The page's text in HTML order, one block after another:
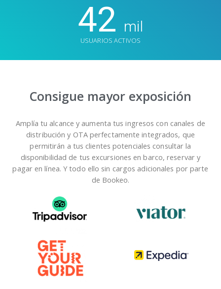
42 mil
USUARIOS ACTIVOS
Consigue mayor exposición
Amplía tu alcance y aumenta tus ingresos con canales de
distribución y OTA perfectamente integrados, que
permitirán a tus clientes potenciales consultar la
disponibilidad de tus excursiones en barco, reservar y
pagar en línea. Y todo ello sin cargos adicionales por parte
de Bookeo.